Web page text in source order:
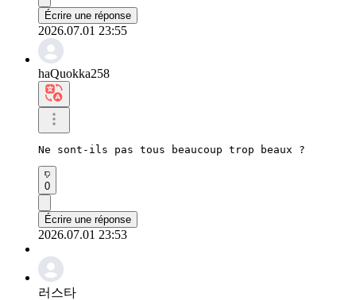
Écrire une réponse
2026.07.01 23:55
haQuokka258
Ne sont-ils pas tous beaucoup trop beaux ?
0
Écrire une réponse
2026.07.01 23:53
러스타